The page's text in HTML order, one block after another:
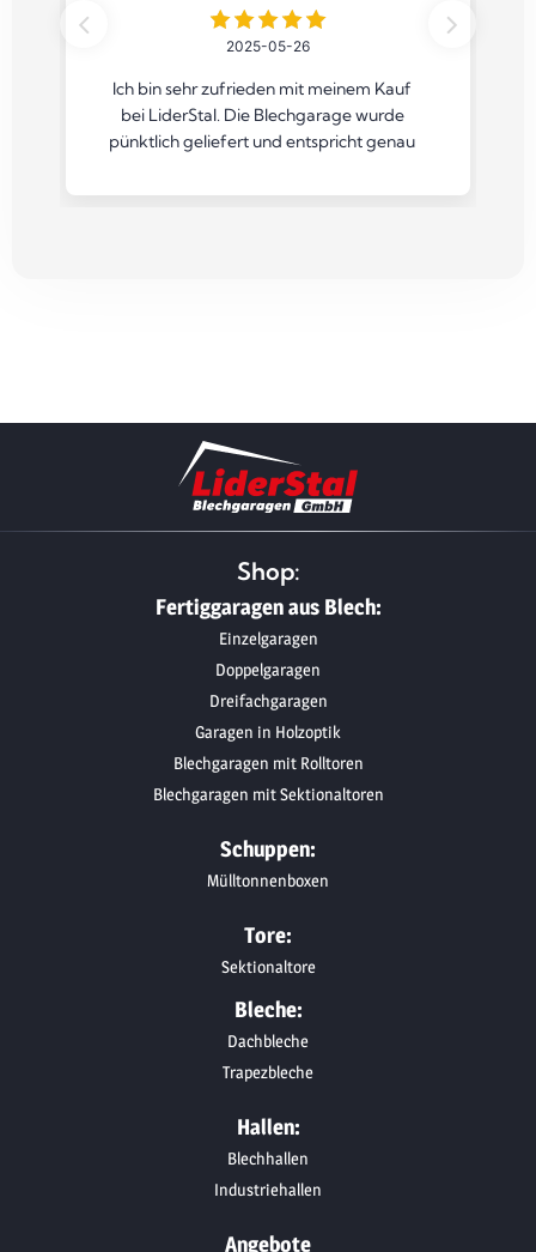
2025-05-26
Ich bin sehr zufrieden mit meinem Kauf
bei LiderStal. Die Blechgarage wurde
pünktlich geliefert und entspricht genau
Konstruktion ist stabil und wetterfest –
Shop:
Fertiggaragen aus Blech:
Einzelgaragen
Doppelgaragen
Dreifachgaragen
Garagen in Holzoptik
Blechgaragen mit Rolltoren
Blechgaragen mit Sektionaltoren
Schuppen:
Mülltonnenboxen
Tore:
Sektionaltore
Bleche:
Dachbleche
Trapezbleche
Hallen:
Blechhallen
Industriehallen
Angebote